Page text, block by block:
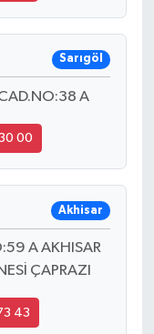
Sarıgöl
A
00
Akhisar
A AKHISAR
ÇAPRAZI
43